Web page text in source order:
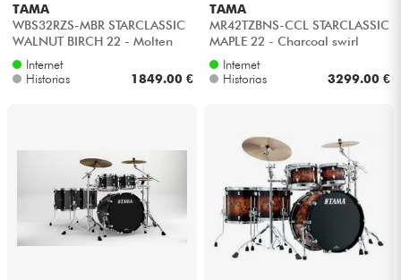
TAMA
WBS32RZS-MBR STARCLASSIC
WALNUT BIRCH 22 - Molten
brown burst
Internet
Historias
1849.00 €
TAMA
MR42TZBNS-CCL STARCLASSIC
MAPLE 22 - Charcoal swirl
Internet
Historias
3299.00 €